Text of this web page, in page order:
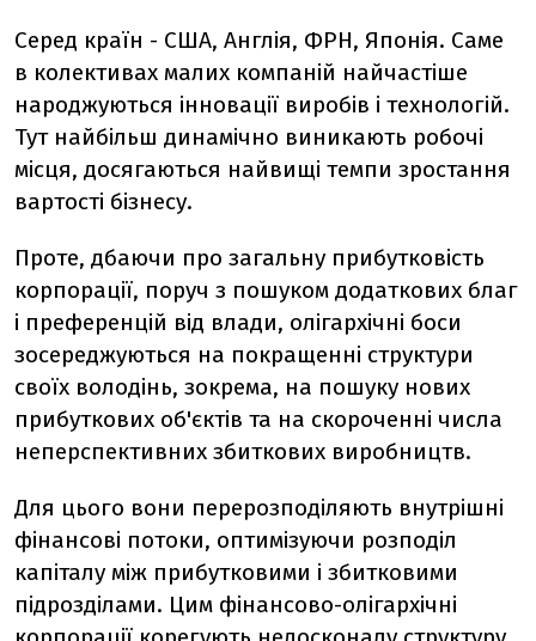
Серед країн - США, Англія, ФРН, Японія. Саме
в колективах малих компаній найчастіше
народжуються інновації виробів і технологій.
Тут найбільш динамічно виникають робочі
місця, досягаються найвищі темпи зростання
вартості бізнесу.
Проте, дбаючи про загальну прибутковість
корпорації, поруч з пошуком додаткових благ
і преференцій від влади, олігархічні боси
зосереджуються на покращенні структури
своїх володінь, зокрема, на пошуку нових
прибуткових об'єктів та на скороченні числа
неперспективних збиткових виробництв.
Для цього вони перерозподіляють внутрішні
фінансові потоки, оптимізуючи розподіл
капіталу між прибутковими і збитковими
підрозділами. Цим фінансово-олігархічні